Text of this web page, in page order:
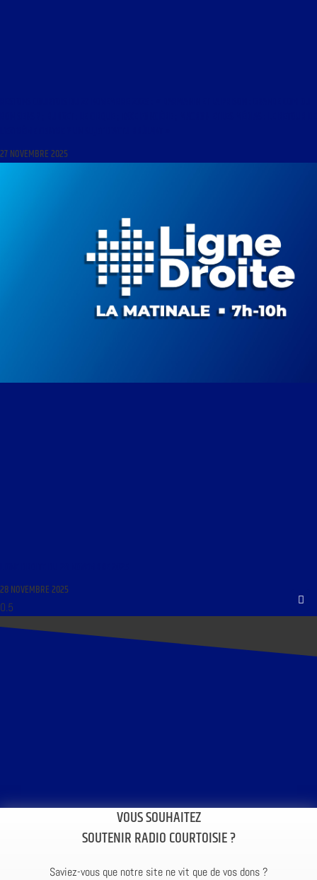
27 NOVEMBRE 2025
28 NOVEMBRE 2025
VOUS SOUHAITEZ
SOUTENIR RADIO COURTOISIE ?
Saviez-vous que notre site ne vit que de vos dons ?